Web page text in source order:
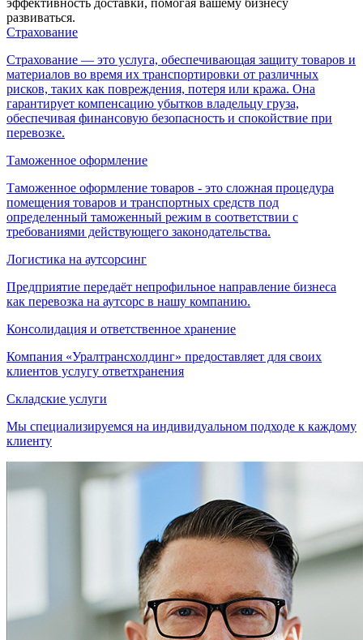
эффективность доставки, помогая вашему бизнесу
развиваться.
Страхование
Страхование — это услуга, обеспечивающая защиту товаров и
материалов во время их транспортировки от различных
рисков, таких как повреждения, потеря или кража. Она
гарантирует компенсацию убытков владельцу груза,
обеспечивая финансовую безопасность и спокойствие при
перевозке.
Таможенное оформление
Таможенное оформление товаров - это сложная процедура
помещения товаров и транспортных средств под
определенный таможенный режим в соответствии с
требованиями действующего законодательства.
Логистика на аутсорсинг
Предприятие передаёт непрофильное направление бизнеса
как перевозка на аутсорс в нашу компанию.
Консолидация и ответственное хранение
Компания «Уралтрансхолдинг» предоставляет для своих
клиентов услугу ответхранения
Складские услуги
Мы специализируемся на индивидуальном подходе к каждому
клиенту